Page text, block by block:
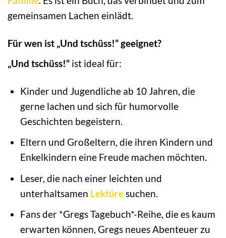
gemeinsamen Lachen einlädt.
Für wen ist „Und tschüss!“ geeignet?
„Und tschüss!“ ist ideal für:
Kinder und Jugendliche ab 10 Jahren, die
gerne lachen und sich für humorvolle
Geschichten begeistern.
Eltern und Großeltern, die ihren Kindern und
Enkelkindern eine Freude machen möchten.
Leser, die nach einer leichten und
unterhaltsamen Lektüresuchen.
Fans der *Gregs Tagebuch*-Reihe, die es kaum
erwarten können, Gregs neues Abenteuer zu